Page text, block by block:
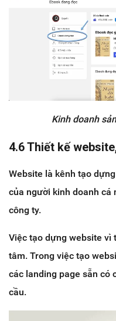
Kinh doanh
4.6 Thiết kế
Website là kênh tạo
của người kinh doanh cá
công ty.
Việc tạo dựng website vì
tâm. Trong việc tạo
các landing page sẵn có
cầu.